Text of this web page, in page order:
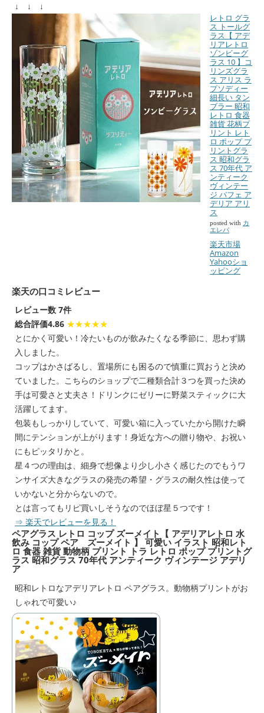
↓ ↓ ↓
レトロ グラ
ス トールグ
ラス【 アデ
リアレトロ
ゾンビーグ
ラス 10 】コ
リンズグラ
ス アリス ラ
プソディー
細長い タン
ブラー 昭和
レトロ 食器
雑貨 花柄プ
リント レト
ロ ポップ プ
リントグラ
ス 昭和グラ
ス 70年代 ア
ンティーク
ヴィンテー
ジ パフェ ア
デリア アリ
ス
posted with カ
エレバ
楽天市場
Amazon
Yahooショ
ッピング
楽天の口コミレビュー
レビュー数 7件
総合評価4.86 ★★★★★
とにかく可愛い！冷たいものが飲みたくなる季節に、思わず購
入しました。
コップはかさばるし、置場所にも困るので慎重に買おうと決め
ていました。こちらのショップで二種類合計３つを買った決め
手は可愛さと丈夫さ！ドリンクにゼリーに野菜スティックに大
活躍してます。
包装もしっかりしていて、可愛い箱に入っていたから開けた瞬
間にテンションが上がります！身近な方への贈り物や、お祝い
にもピッタリかと。
星４つの理由は、細身で想像より少し小さく感じたのでもうワ
ンサイズ大きなグラスの発売の希望・グラスの耐久性は使って
いかないと分からないので。
とは言ってもリピ買いしそうなのでほぼ星５つです！
⇒ 楽天でレビューを見る！
ペアグラス レトロ コップ ズーメイト【 アデリアレトロ 水
飲み コップ ペア ズーメイト 】 可愛い イラスト 昭和レト
ロ 食器 雑貨 動物柄 プリント トラ レトロ ポップ プリントグ
ラス 昭和グラス 70年代 アンティーク ヴィンテージ アデリ
ア
昭和レトロなアデリアレトロ ペアグラス。動物柄プリントがお
しゃれで可愛い♪